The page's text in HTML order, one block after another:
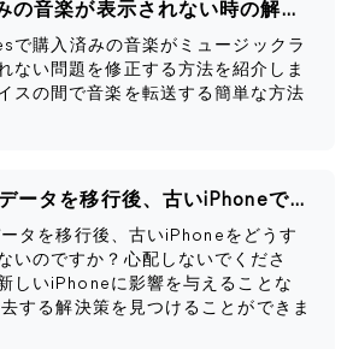
iTunesで購入済みの音楽が表示されない時の解決策
で購入済みの音楽がミュージックラ
ない問題を修正する方法を紹介しま
スの間で音楽を転送する簡単な方法
新しいiPhoneにデータを移行後、古いiPhoneですべきこと
タを移行後、古いiPhoneをどうす
いのですか？心配しないでくださ
しいiPhoneに影響を与えることな
する解決策を見つけることができま